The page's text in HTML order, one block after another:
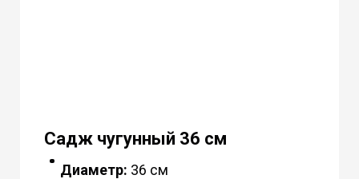
Садж чугунный 36 см
Диаметр: 36 см